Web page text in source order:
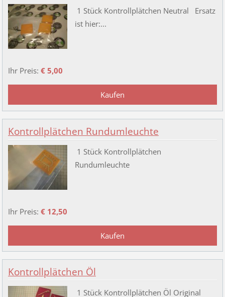
1 Stück Kontrollplätchen Neutral Ersatz
ist hier:...
Ihr Preis: € 5,00
Kontrollplätchen Rundumleuchte
1 Stück Kontrollplätchen
Rundumleuchte
Ihr Preis: € 12,50
Kontrollplätchen Öl
1 Stück Kontrollplätchen Öl Original